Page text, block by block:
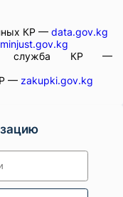
КР — data.gov.kg
служба КР —
— zakupki.gov.kg